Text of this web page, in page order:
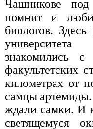
Чашникове
помнит и
биологов. Здесь
знакомились
факультетских
километрах от
самцы
ждали самки. И
светящемуся